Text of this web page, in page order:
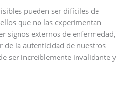
pueden ser difíciles de
que no las experimentan
signos externos de enfermedad,
de la autenticidad de nuestros
ser increíblemente invalidante y